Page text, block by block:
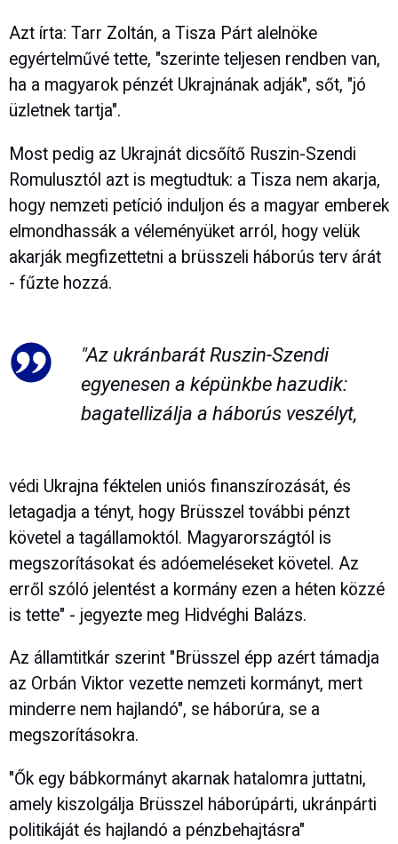
Azt írta: Tarr Zoltán, a Tisza Párt alelnöke
egyértelművé tette, "szerinte teljesen rendben van,
ha a magyarok pénzét Ukrajnának adják", sőt, "jó
üzletnek tartja".
Most pedig az Ukrajnát dicsőítő Ruszin-Szendi
Romulusztól azt is megtudtuk: a Tisza nem akarja,
hogy nemzeti petíció induljon és a magyar emberek
elmondhassák a véleményüket arról, hogy velük
akarják megfizettetni a brüsszeli háborús terv árát
- fűzte hozzá.
"Az ukránbarát Ruszin-Szendi
egyenesen a képünkbe hazudik:
bagatellizálja a háborús veszélyt,
védi Ukrajna féktelen uniós finanszírozását, és
letagadja a tényt, hogy Brüsszel további pénzt
követel a tagállamoktól. Magyarországtól is
megszorításokat és adóemeléseket követel. Az
erről szóló jelentést a kormány ezen a héten közzé
is tette" - jegyezte meg Hidvéghi Balázs.
Az államtitkár szerint "Brüsszel épp azért támadja
az Orbán Viktor vezette nemzeti kormányt, mert
minderre nem hajlandó", se háborúra, se a
megszorításokra.
"Ők egy bábkormányt akarnak hatalomra juttatni,
amely kiszolgálja Brüsszel háborúpárti, ukránpárti
politikáját és hajlandó a pénzbehajtásra"